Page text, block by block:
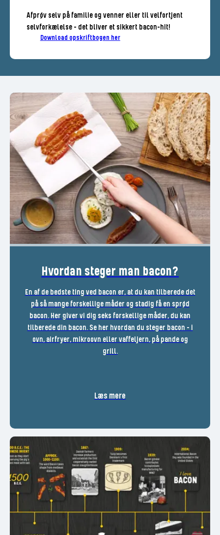
Afprøv selv på familie og venner eller til velfortjent
selvforkælelse - det bliver et sikkert bacon-hit!
Download opskriftbogen her
Hvordan steger man bacon?
En af de bedste ting ved bacon er, at du kan tilberede det
på så mange forskellige måder og stadig få en sprød
bacon. Her giver vi dig seks forskellige måder, du kan
tilberede din bacon. Se her hvordan du steger bacon - i
ovn, airfryer, mikroovn eller vaffeljern, på pande og
grill.
Læs mere